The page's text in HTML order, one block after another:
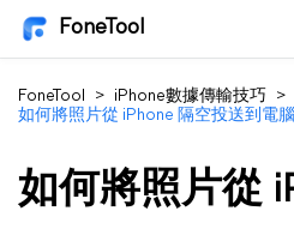
FoneTool
FoneTool > iPhone數據傳輸技巧
>
如何將照片從 iPhone 隔空投送到電
如何將照片從